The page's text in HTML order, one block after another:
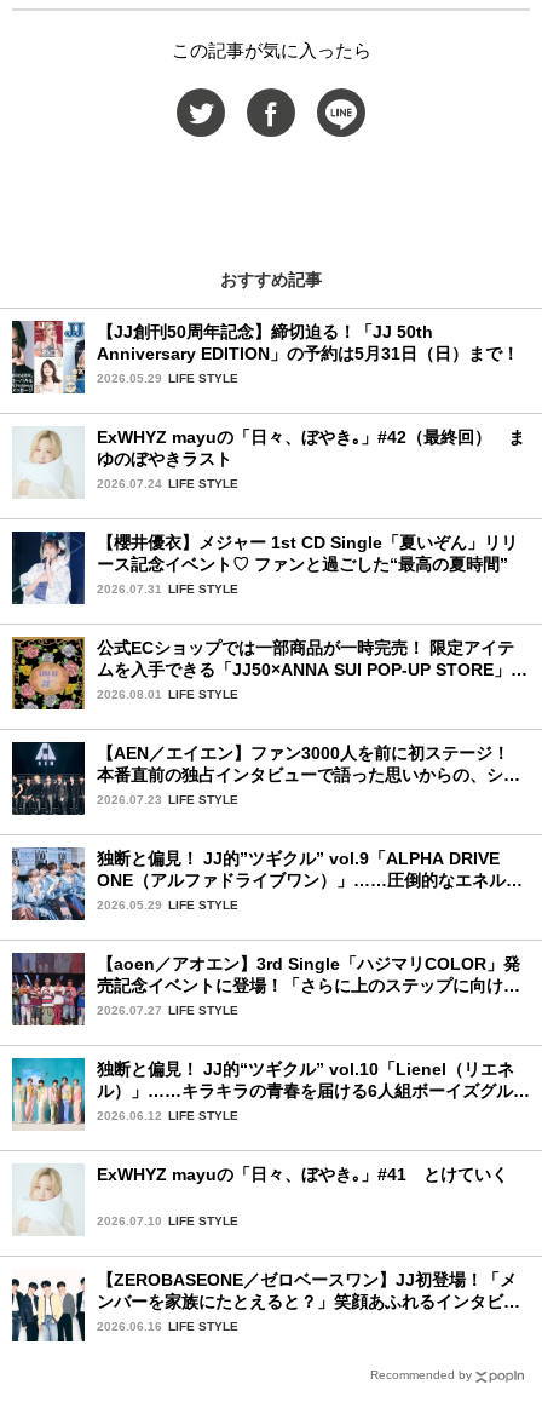
この記事が気に入ったら
おすすめ記事
【JJ創刊50周年記念】締切迫る！「JJ 50th
Anniversary EDITION」の予約は5月31日（日）まで！
2026.05.29 LIFE STYLE
ExWHYZ mayuの「日々、ぼやき｡」#42（最終回） ま
ゆのぼやきラスト
2026.07.24 LIFE STYLE
【櫻井優衣】メジャー 1st CD Single「夏いぞん」リリ
ース記念イベント♡ ファンと過ごした“最高の夏時間”
2026.07.31 LIFE STYLE
公式ECショップでは一部商品が一時完売！ 限定アイテ
ムを入手できる「JJ50×ANNA SUI POP-UP STORE」が
広島で開催決定
2026.08.01 LIFE STYLE
【AEN／エイエン】ファン3000人を前に初ステージ！
本番直前の独占インタビューで語った思いからの、ショ
ーケース完全レポート！
2026.07.23 LIFE STYLE
独断と偏見！ JJ的”ツギクル” vol.9「ALPHA DRIVE
ONE（アルファドライブワン）」……圧倒的なエネルギ
ーで時代を駆け抜ける新世代
2026.05.29 LIFE STYLE
【aoen／アオエン】3rd Single「ハジマリCOLOR」発
売記念イベントに登場！「さらに上のステップに向けた
新たなハジマリになるように」と爽やかな笑顔で意気込
2026.07.27 LIFE STYLE
独断と偏見！ JJ的“ツギクル” vol.10「Lienel（リエネ
ル）」……キラキラの青春を届ける6人組ボーイズグルー
プ
2026.06.12 LIFE STYLE
ExWHYZ mayuの「日々、ぼやき｡」#41 とけていく
2026.07.10 LIFE STYLE
【ZEROBASEONE／ゼロベースワン】JJ初登場！「メ
ンバーを家族にたとえると？」笑顔あふれるインタビュ
ー♡
2026.06.16 LIFE STYLE
Recommended by